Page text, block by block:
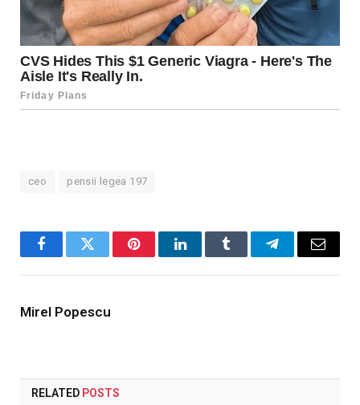
ceo pensii legea 197
FacebookTwitter PinterestLinkedInTumblr TelegramEmail
Mirel Popescu
RELATED POSTS